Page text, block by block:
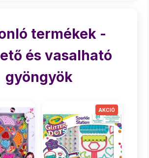
termékek -
és vasalható
gyöngyök